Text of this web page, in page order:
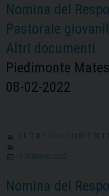
Nomina del
Pastorale
Altri documenti
Piedimonte
08-02-2022
15 FEBBRAIO 2022
Nomina del